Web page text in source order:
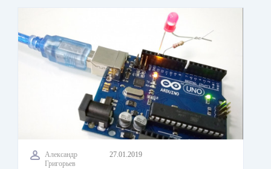
Александр
Григорьев
27.01.2019